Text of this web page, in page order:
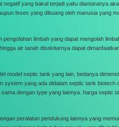
yang bakal terjadi yaitu diantaranya
feses yang dibuang oleh manusia yang
limbah yang dapat mengolah
air tanah disekitarnya dapat
model septic tank yang lain, bedanya
system yang ada didalam septic tank biotech
dengan type yang lainnya. harga septic
peralatan pendukung lainnya yang